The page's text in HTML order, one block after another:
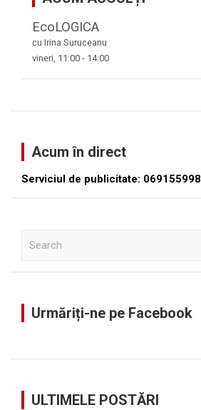
EcoLOGICA
cu Irina Suruceanu
vineri, 11:00 - 14:00
Acum în direct
Serviciul de publicitate: 069155998
Urmăriți-ne pe Facebook
ULTIMELE POSTĂRI